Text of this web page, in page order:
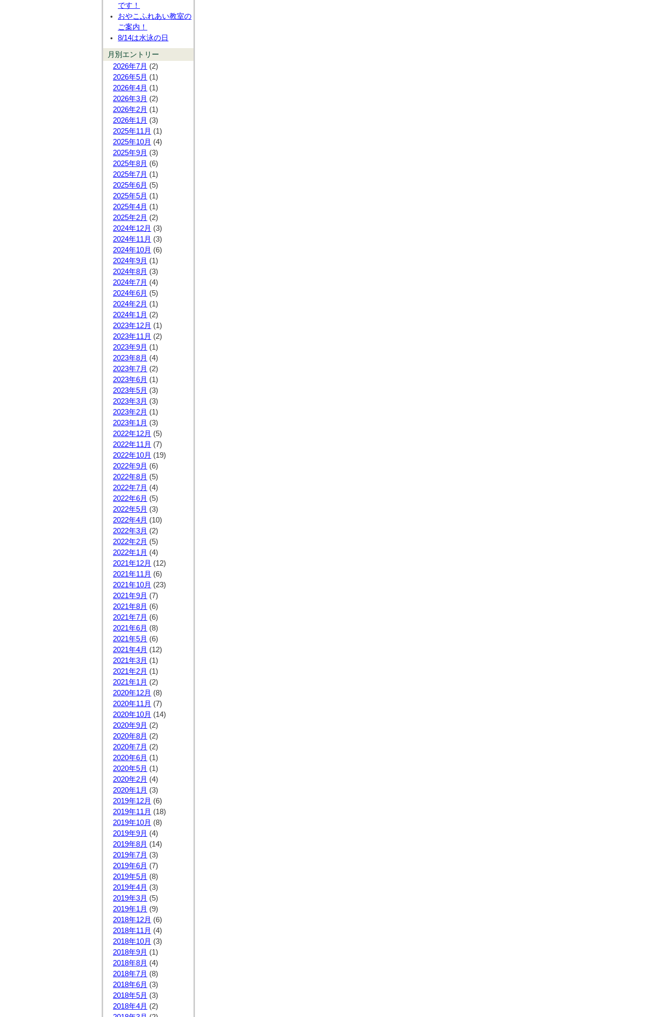
です！
おやこふれあい教室の
ご案内！
8/14は水泳の日
月別エントリー
2026年7月 (2)
2026年5月 (1)
2026年4月 (1)
2026年3月 (2)
2026年2月 (1)
2026年1月 (3)
2025年11月 (1)
2025年10月 (4)
2025年9月 (3)
2025年8月 (6)
2025年7月 (1)
2025年6月 (5)
2025年5月 (1)
2025年4月 (1)
2025年2月 (2)
2024年12月 (3)
2024年11月 (3)
2024年10月 (6)
2024年9月 (1)
2024年8月 (3)
2024年7月 (4)
2024年6月 (5)
2024年2月 (1)
2024年1月 (2)
2023年12月 (1)
2023年11月 (2)
2023年9月 (1)
2023年8月 (4)
2023年7月 (2)
2023年6月 (1)
2023年5月 (3)
2023年3月 (3)
2023年2月 (1)
2023年1月 (3)
2022年12月 (5)
2022年11月 (7)
2022年10月 (19)
2022年9月 (6)
2022年8月 (5)
2022年7月 (4)
2022年6月 (5)
2022年5月 (3)
2022年4月 (10)
2022年3月 (2)
2022年2月 (5)
2022年1月 (4)
2021年12月 (12)
2021年11月 (6)
2021年10月 (23)
2021年9月 (7)
2021年8月 (6)
2021年7月 (6)
2021年6月 (8)
2021年5月 (6)
2021年4月 (12)
2021年3月 (1)
2021年2月 (1)
2021年1月 (2)
2020年12月 (8)
2020年11月 (7)
2020年10月 (14)
2020年9月 (2)
2020年8月 (2)
2020年7月 (2)
2020年6月 (1)
2020年5月 (1)
2020年2月 (4)
2020年1月 (3)
2019年12月 (6)
2019年11月 (18)
2019年10月 (8)
2019年9月 (4)
2019年8月 (14)
2019年7月 (3)
2019年6月 (7)
2019年5月 (8)
2019年4月 (3)
2019年3月 (5)
2019年1月 (9)
2018年12月 (6)
2018年11月 (4)
2018年10月 (3)
2018年9月 (1)
2018年8月 (4)
2018年7月 (8)
2018年6月 (3)
2018年5月 (3)
2018年4月 (2)